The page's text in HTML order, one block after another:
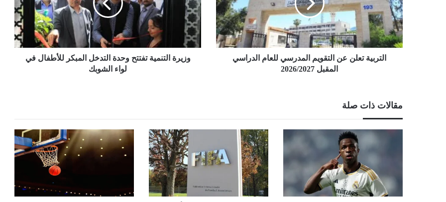
المدرسي
للعام
الدراسي
المقبل
2026/2027
التربية تعلن عن التقويم المدرسي للعام الدراسي
المقبل 2026/2027
التدخل
المبكر
للأطفال
في
لواء
الشوبكوزيرة التنمية تفتتح وحدة التدخل المبكر للأطفال في
لواء الشوبك
مقالات ذات صلة